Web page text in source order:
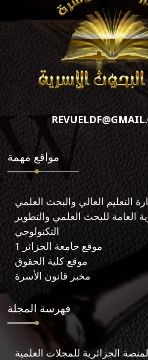
مواقع مهمة
التعليم العالي والبحث العلمي
العامة للبحث العلمي والتطوير
التكنولوجي
موقع جامعة الجزائر 1
موقع كلية الحقوق
مخبر قانون الأسرة
فهرسة المجلة
الجزائرية للمجلات العلمية